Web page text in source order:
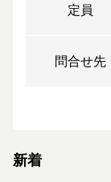
定員
問合せ先
新着